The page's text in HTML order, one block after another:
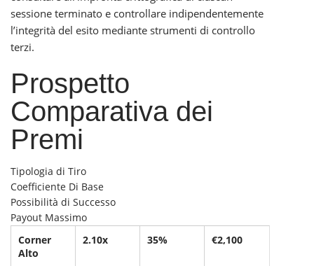
sessione terminato e controllare indipendentemente
l’integrità del esito mediante strumenti di controllo
terzi.
Prospetto
Comparativa dei
Premi
Tipologia di Tiro
Coefficiente Di Base
Possibilità di Successo
Payout Massimo
Corner
Alto
2.10x 35% €2,100